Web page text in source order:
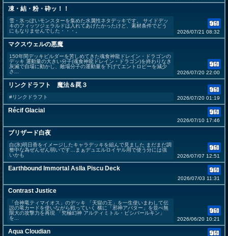
凍・結・粉・砕ッ！！
雪・氷っぽいモンスターを集めた水属性ネタデッキです。 サイドデッ
キのフィッツジェラルドは入れてあげたかったけど、素材条件でどう
にもなりませんでした・・・。
2026/07/21 08:32
マクスウェルの悪魔
150年間デッキビルダーを苦しめてきた魂食神龍ドレイン・ドラゴンの
デッキ 運動量の大きい分子(魂食神龍ドレイン・ドラゴン)を終わりなき
灰滅で自場に動かし、敵場分子の運動量を下げてエントロピーを減少
さ...
2026/07/20 22:00
リンクドラフト 魔法＆罠３
#リンクドラフト 2026/07/20 01:19
Récif Glacial
2026/07/10 17:46
ブリザード白夜
白(氷)明日香をイメージしたキャラデッキを組んで見ました まだまだ調
整中な為ぜんぜん弱いです…まぁデュエルロイヤル用で使う分には強
いかも
2026/07/07 12:51
Earthbound Immortal Aslla Piscu Deck
2026/07/03 11:31
Contrast Justice
「合神竜ティマイオス」のデッキ 「天獄の王」を一生使いまわして伝
説の竜カードを使いながら戦っていく 横に「邪神アバター」を並べ無
限大の攻撃力を再現 「究極幻神 アルティミトル・ビシバールキン」
を...
2026/06/20 10:21
Aqua Cloudian